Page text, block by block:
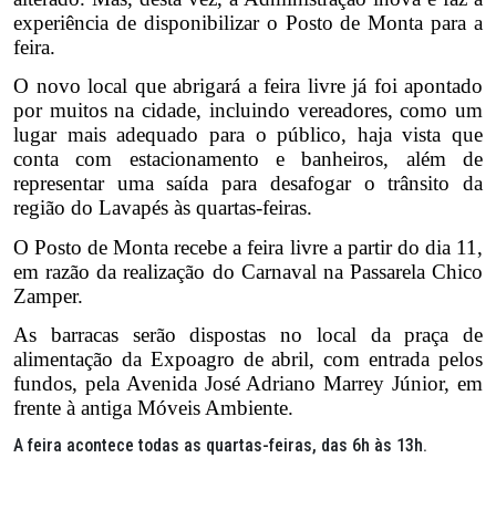
experiência de disponibilizar o Posto de Monta para a
feira.
O novo local que abrigará a feira livre já foi apontado
por muitos na cidade, incluindo vereadores, como um
lugar mais adequado para o público, haja vista que
conta com estacionamento e banheiros, além de
representar uma saída para desafogar o trânsito da
região do Lavapés às quartas-feiras.
O Posto de Monta recebe a feira livre a partir do dia 11,
em razão da realização do Carnaval na Passarela Chico
Zamper.
As barracas serão dispostas no local da praça de
alimentação da Expoagro de abril, com entrada pelos
fundos, pela Avenida José Adriano Marrey Júnior, em
frente à antiga Móveis Ambiente.
A feira acontece todas as quartas-feiras, das 6h às 13h.